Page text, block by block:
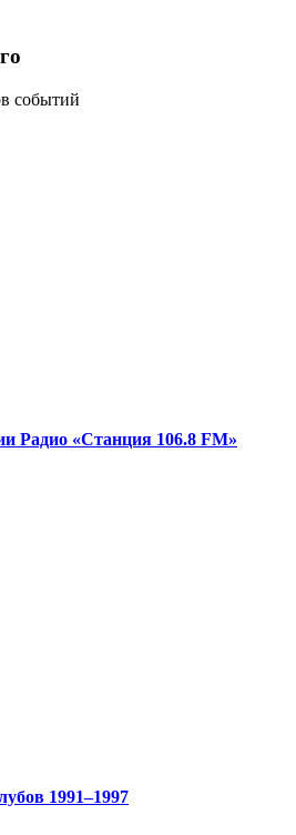
событий
Радио «Станция 106.8 FM»
1991–1997